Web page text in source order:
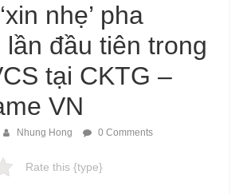
nhẹ’ pha
lần đầu tiên trong
tại CKTG –
VN
Nhung Hong 0 Comments
Rate this {type}